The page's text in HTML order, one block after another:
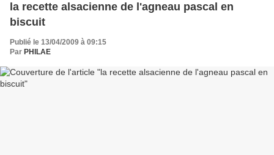
la recette alsacienne de l'agneau pascal en
biscuit
Publié le 13/04/2009 à 09:15
Par PHILAE